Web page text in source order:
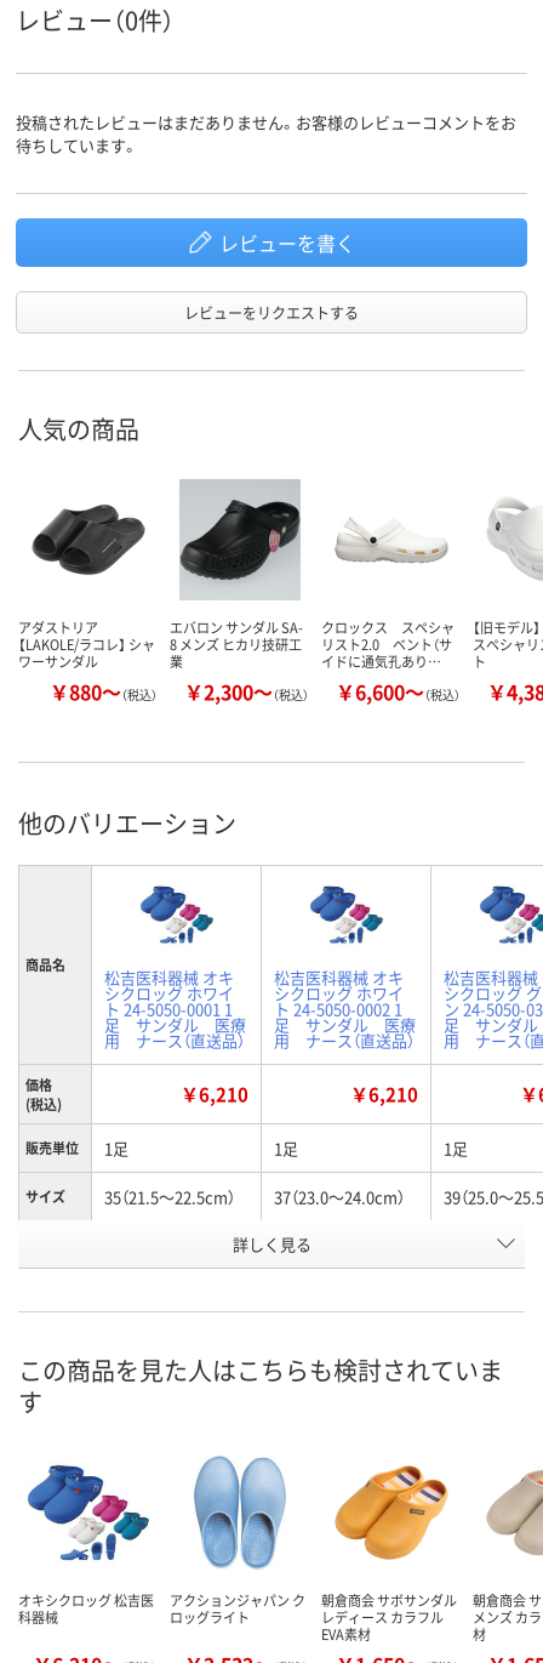
レビュー（0件）
投稿されたレビューはまだありません。お客様のレビューコメントをお
待ちしています。
レビューを書く
レビューをリクエストする
人気の商品
アダストリア
【LAKOLE/ラコレ】 シャ
ワーサンダル
￥880～（税込）
エバロン サンダル SA-
8 メンズ ヒカリ技研工
業
￥2,300～（税込）
クロックス スペシャ
リスト2.0 ベント（サ
イドに通気孔あり…
￥6,600～（税込）
【旧モデル
スペシャ
ト
￥
他のバリエーション
商品名
松吉医科器械 オキ
シクロッグ ホワイ
ト 24-5050-0001 1
足 サンダル 医療
用 ナース（直送品）
松吉医科器械 オキ
シクロッグ ホワイ
ト 24-5050-0002 1
足 サンダル 医療
用 ナース（直送品）
松吉医科器械
シクロッグ
ン 24-5050-
足 サンダ
用 ナース（
価格
(税込)
￥6,210 ￥6,210
販売単位 1足 1足 1足
サイズ 35（21.5～22.5cm） 37（23.0～24.0cm） 39（25.0～
ホワイト グリーン
号
お届け日
カゴへ
数量
カゴへ カ
詳しく見る
この商品を見た人はこちらも検討されていま
す
オキシクロッグ 松吉医
科器械
アクションジャパン ク
ロッグライト
朝倉商会 サボサンダル
レディース カラフル
EVA素材
朝倉商会
メンズ カ
材